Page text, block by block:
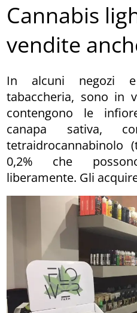
Cannabis
vendite
In alcuni negozi
tabaccheria, sono in
contengono le
canapa sativa,
0,2% che
liberamente. Gli